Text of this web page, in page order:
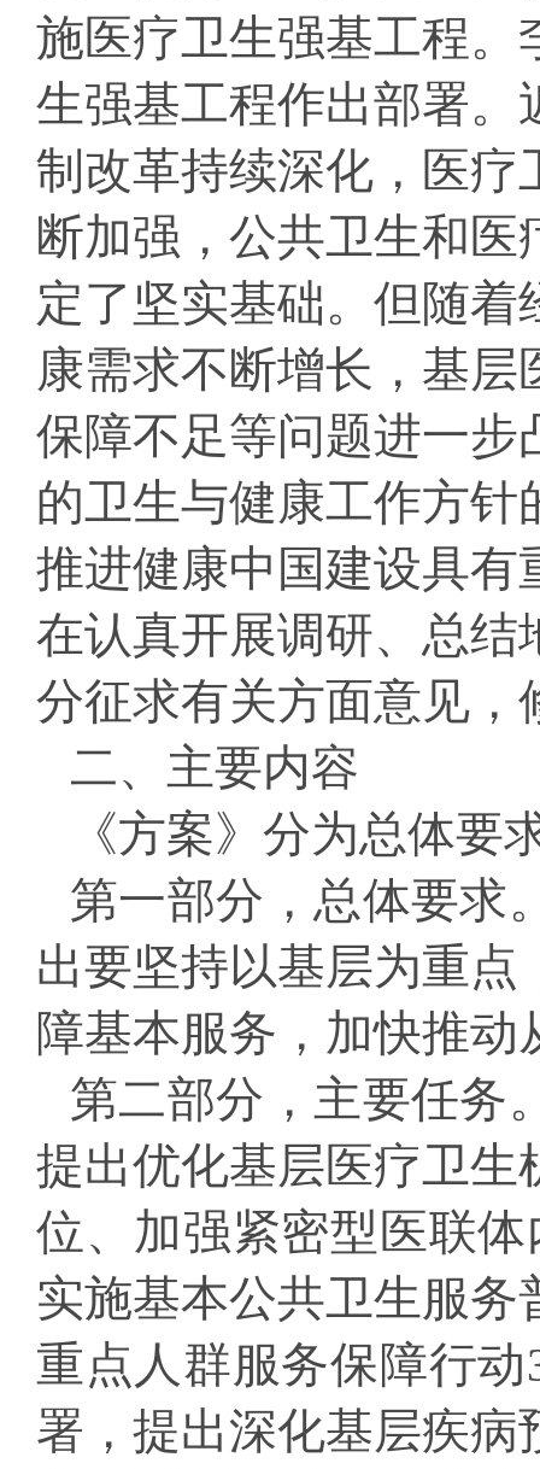
施医疗卫生强基工程。
生强基工程作出部署。
制改革持续深化，医疗
断加强，公共卫生和
定了坚实基础。但随
康需求不断增长，基
保障不足等问题进一步
的卫生与健康工作方
推进健康中国建设具有
在认真开展调研、总结
分征求有关方面意见，
二、主要内容
《方案》分为总体
第一部分， 总体要求
出要坚持以基层为重
障基本服务，加快推
第二部分， 主要任务
提出优化基层医疗卫生
位、加强紧密型医联
实施基本公共卫生服
重点人群服务保障行
署，提出深化基层疾